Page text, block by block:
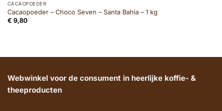
CACAOPOEDER
Cacaopoeder – Choco Seven – Santa Bahia – 1 kg
€ 9,80
Webwinkel voor de consument in heerlijke koffie- &
theeproducten